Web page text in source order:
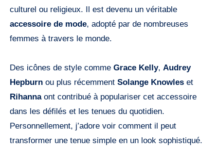
culturel ou religieux. Il est devenu un véritable
accessoire de mode, adopté par de nombreuses
femmes à travers le monde.
Des icônes de style comme Grace Kelly, Audrey
Hepburn ou plus récemment Solange Knowles et
Rihannaont contribué à populariser cet accessoire
dans les défilés et les tenues du quotidien.
Personnellement, j’adore voir comment il peut
transformer une tenue simple en un look sophistiqué.